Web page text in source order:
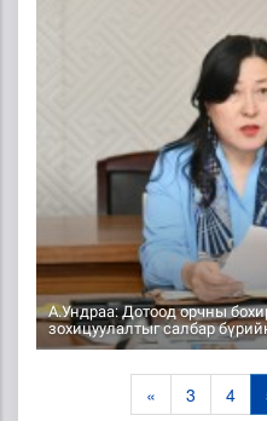
А.Ундраа: Дотоод орчны
зохицуулалтыг салбар
« 3 4